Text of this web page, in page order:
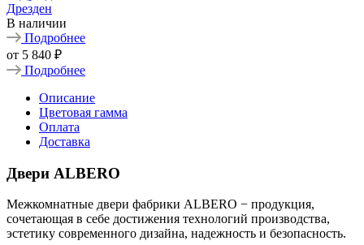
Дрезден
В наличии
Подробнее
от 5 840 ₽
Подробнее
Описание
Цветовая гамма
Оплата
Доставка
Двери ALBERO
Межкомнатные двери фабрики ALBERO − продукция,
сочетающая в себе достижения технологий производства,
эстетику современного дизайна, надежность и безопасность.